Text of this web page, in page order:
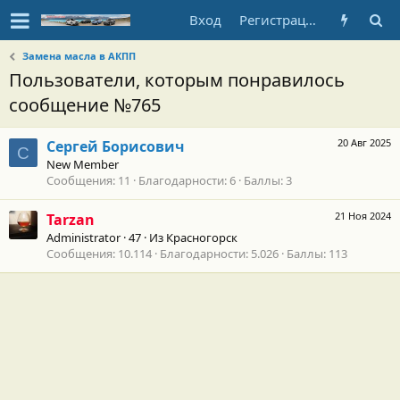
Вход Регистрация
Замена масла в АКПП
Пользователи, которым понравилось
сообщение №765
С
20 Авг 2025
Сергей Борисович
New Member
Сообщения 11 Благодарности 6 Баллы 3
21 Ноя 2024
Tarzan
Administrator ·47 · Из Красногорск
Сообщения 10.114 Благодарности 5.026 Баллы 113